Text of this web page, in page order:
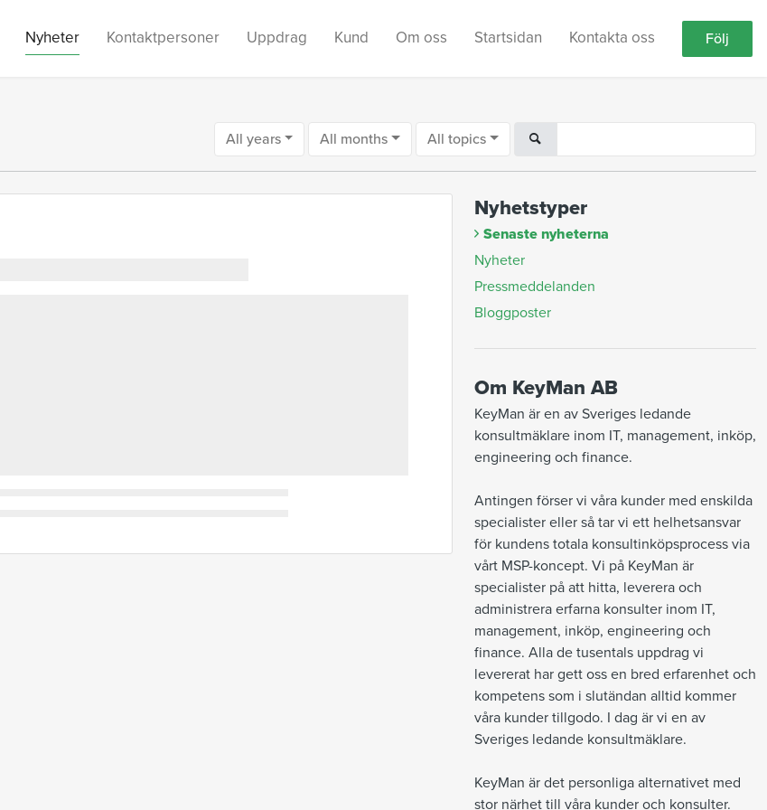
Nyheter Kontaktpersoner Uppdrag Kund Om oss Startsidan Kontakta oss Följ
All years All months All topics
Nyhetstyper
Senaste nyheterna
Nyheter
Pressmeddelanden
Bloggposter
Om KeyMan AB
KeyMan är en av Sveriges ledande
konsultmäklare inom IT, management, inköp,
engineering och finance.
Antingen förser vi våra kunder med enskilda
specialister eller så tar vi ett helhetsansvar
för kundens totala konsultinköpsprocess via
vårt MSP-koncept. Vi på KeyMan är
specialister på att hitta, leverera och
administ­rera erfarna konsulter inom IT,
management, inköp, engineering och
finance. Alla de tusentals uppdrag vi
levererat har gett oss en bred erfarenhet och
kompetens som i slutändan alltid kommer
våra kunder tillgodo. I dag är vi en av
Sveriges ledande konsultmäklare.
KeyMan är det personliga alternativet med
stor närhet till våra kunder och konsulter.